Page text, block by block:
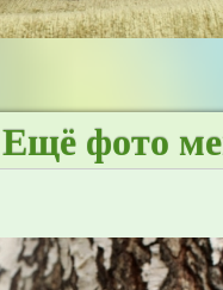
Ещё фото